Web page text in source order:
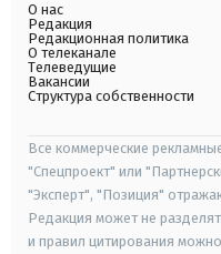
О нас
Редакция
Редакционная политика
О телеканале
Телеведущие
Вакансии
Структура собственности
Все коммерческие
"Спецпроект" или
"Эксперт", "Позиция"
Редакция может не
и правил цитирования